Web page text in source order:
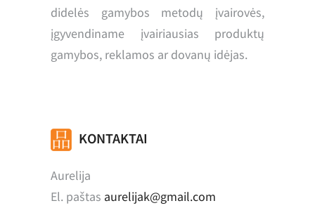
didelės gamybos metodų įvairovės,
įgyvendiname įvairiausias produktų
gamybos, reklamos ar dovanų idėjas.
KONTAKTAI
Aurelija
El. paštas aurelijak@gmail.com